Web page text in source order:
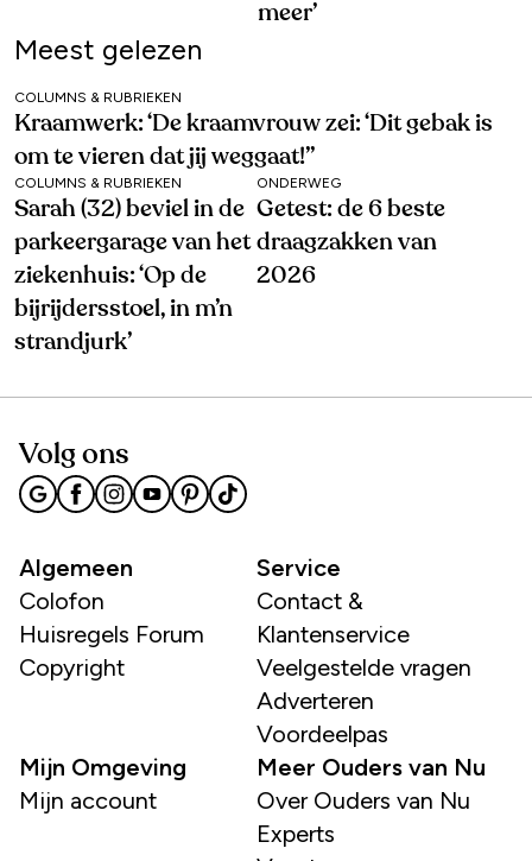
meer’
Meest gelezen
COLUMNS & RUBRIEKEN
Kraamwerk: ‘De kraamvrouw zei: ‘Dit gebak is
om te vieren dat jij weggaat!’’
COLUMNS & RUBRIEKEN
Sarah (32) beviel in de
parkeergarage van het
ziekenhuis: ‘Op de
bijrijdersstoel, in m’n
strandjurk’
ONDERWEG
Getest: de 6 beste
draagzakken van
2026
Volg ons
Algemeen
Colofon
Huisregels Forum
Copyright
Service
Contact &
Klantenservice
Veelgestelde vragen
Adverteren
Voordeelpas
Mijn Omgeving
Mijn account
Meer Ouders van Nu
Over Ouders van Nu
Experts